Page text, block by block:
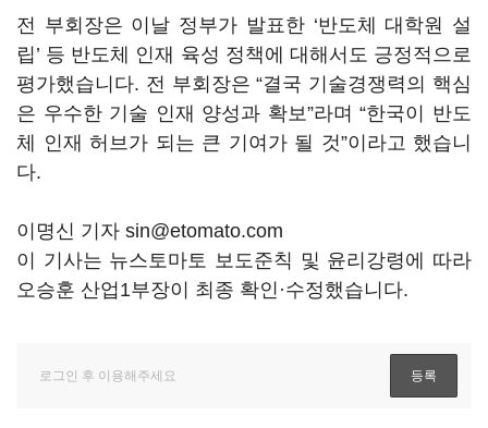
전 부회장은 이날 정부가 발표한 ‘반도체 대학원 설
립’ 등 반도체 인재 육성 정책에 대해서도 긍정적으로
평가했습니다. 전 부회장은 “결국 기술경쟁력의 핵심
은 우수한 기술 인재 양성과 확보”라며 “한국이 반도
체 인재 허브가 되는 큰 기여가 될 것”이라고 했습니
다.
이명신 기자 sin@etomato.com
이 기사는 뉴스토마토 보도준칙 및 윤리강령에 따라
오승훈 산업1부장이 최종 확인·수정했습니다.